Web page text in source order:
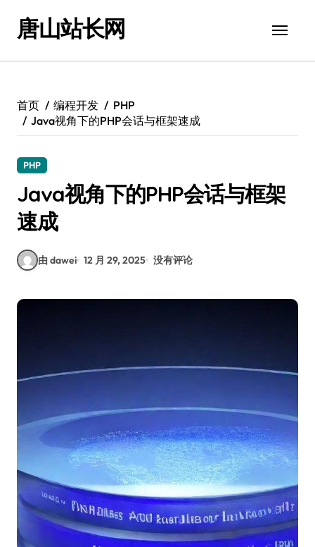
唐山站长网
首页 编程开发
PHP
Java视角下的PHP会话与框架速成
PHP
Java视角下的PHP会话与框架
速成
由 dawei 12 月 29, 2025 没有评论